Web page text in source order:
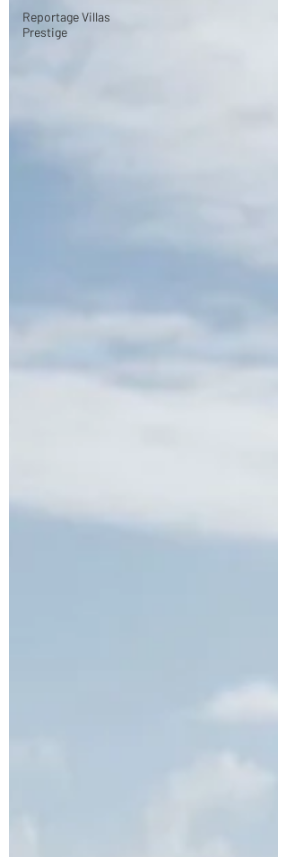
Reportage Villas
Prestige